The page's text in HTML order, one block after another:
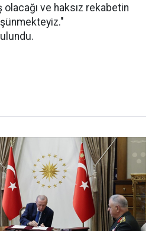
ve haksız rekabetin